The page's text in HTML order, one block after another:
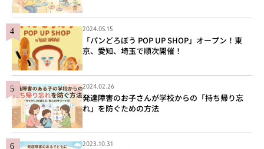
2024.05.15
「パンどろぼう POP UP SHOP」オープン！東
京、愛知、埼玉で順次開催！
2024.02.26
発達障害のお子さんが学校からの「持ち帰り忘
れ」を防ぐための方法
2023.10.31